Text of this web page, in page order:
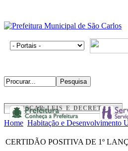
BUSCAR LEIS E DECRETOS
Home Habitação e Desenvolvimento
CERTIDÃO POSITIVA DE 1º